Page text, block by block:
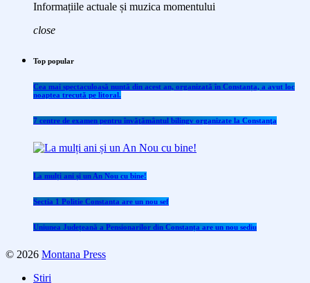
Informațiile actuale și muzica momentului
close
Top popular
Cea mai spectaculoasă nuntă din acest an, organizată în Constanța, a avut loc
noaptea trecută pe litoral.
7 centre de examen pentru învăţământul bilingv organizate la Constanţa
La mulți ani și un An Nou cu bine!
Sectia 1 Politie Constanta are un nou sef
Uniunea Județeană a Pensionarilor din Constanța are un nou sediu
© 2026 Montana Press
Stiri